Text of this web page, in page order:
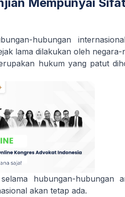
hubungan
lama dilakukan oleh negara-
hukum yang patut
hubungan-hubungan
akan tetap ada.